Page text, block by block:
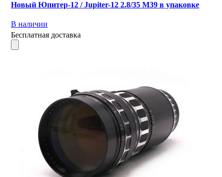
Новый Юпитер-12 / Jupiter-12 2.8/35 М39 в упаковке
В наличии
Бесплатная доставка